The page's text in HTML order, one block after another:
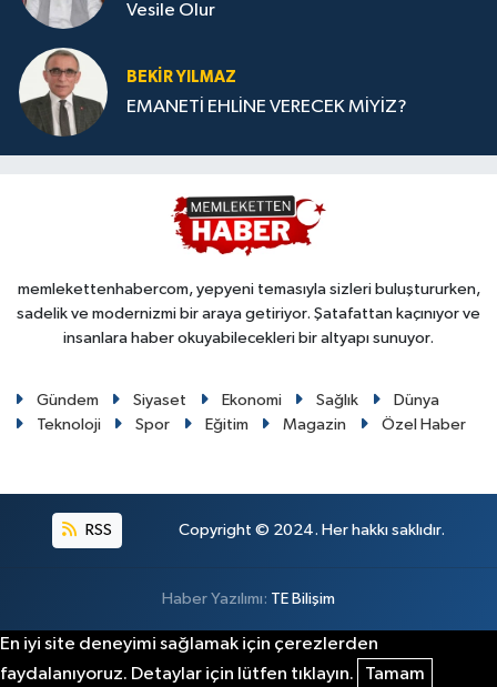
Vesile Olur
BEKIR YILMAZ
EMANETİ EHLİNE VERECEK MİYİZ?
memlekettenhabercom, yepyeni temasıyla sizleri buluştururken,
sadelik ve modernizmi bir araya getiriyor. Şatafattan kaçınıyor ve
insanlara haber okuyabilecekleri bir altyapı sunuyor.
Gündem Siyaset Ekonomi Sağlık
Dünya
Teknoloji
Spor Eğitim Magazin Özel Haber
RSS Copyright © 2024. Her hakkı saklıdır.
Haber Yazılımı: TE Bilişim
En iyi site deneyimi sağlamak için çerezlerden
faydalanıyoruz. Detaylar için lütfen tıklayın.
Tamam